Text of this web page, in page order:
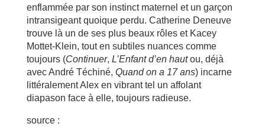
enflammée par son instinct maternel et un garçon
intransigeant quoique perdu. Catherine Deneuve
trouve là un de ses plus beaux rôles et Kacey
Mottet-Klein, tout en subtiles nuances comme
toujours (Continuer, L’Enfant d’en hautou, déjà
avec André Téchiné, Quand on a 17 ans) incarne
littéralement Alex en vibrant tel un affolant
diapason face à elle, toujours radieuse.
source :